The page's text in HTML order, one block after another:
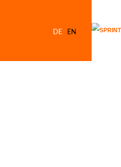
DE EN